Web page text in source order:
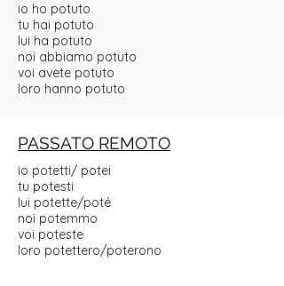
io ho potuto
tu hai potuto
lui ha potuto
noi abbiamo potuto
voi avete potuto
loro hanno potuto
PASSATO REMOTO
io potetti/ potei
tu potesti
lui potette/poté
noi potemmo
voi poteste
loro potettero/poterono